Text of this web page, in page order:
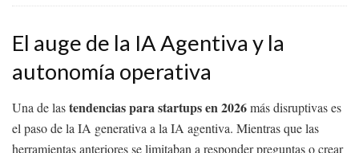
El auge de la IA Agentiva y la
autonomía operativa
Una de lastendencias para startups en 2026más disruptivas es
el paso de la IA generativa a la IA agentiva. Mientras que las
herramientas anteriores se limitaban a responder preguntas o crear